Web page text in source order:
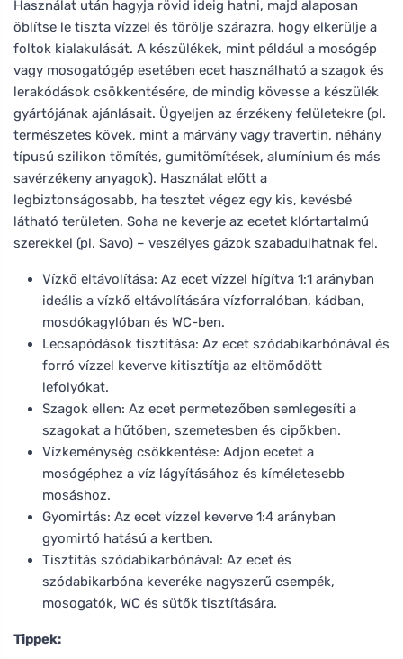
Használat után hagyja rövid ideig hatni, majd alaposan
öblítse le tiszta vízzel és törölje szárazra, hogy elkerülje a
foltok kialakulását. A készülékek, mint például a mosógép
vagy mosogatógép esetében ecet használható a szagok és
lerakódások csökkentésére, de mindig kövesse a készülék
gyártójának ajánlásait. Ügyeljen az érzékeny felületekre (pl.
természetes kövek, mint a márvány vagy travertin, néhány
típusú szilikon tömítés, gumitömítések, alumínium és más
savérzékeny anyagok). Használat előtt a
legbiztonságosabb, ha tesztet végez egy kis, kevésbé
látható területen. Soha ne keverje az ecetet klórtartalmú
szerekkel (pl. Savo) – veszélyes gázok szabadulhatnak fel.
Vízkő eltávolítása: Az ecet vízzel hígítva 1:1 arányban
ideális a vízkő eltávolítására vízforralóban, kádban,
mosdókagylóban és WC-ben.
Lecsapódások tisztítása: Az ecet szódabikarbónával és
forró vízzel keverve kitisztítja az eltömődött
lefolyókat.
Szagok ellen: Az ecet permetezőben semlegesíti a
szagokat a hűtőben, szemetesben és cipőkben.
Vízkeménység csökkentése: Adjon ecetet a
mosógéphez a víz lágyításához és kíméletesebb
mosáshoz.
Gyomirtás: Az ecet vízzel keverve 1:4 arányban
gyomirtó hatású a kertben.
Tisztítás szódabikarbónával: Az ecet és
szódabikarbóna keveréke nagyszerű csempék,
mosogatók, WC és sütők tisztítására.
Tippek: